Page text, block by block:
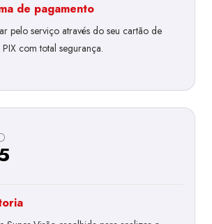
de pagamento
pelo serviço através do seu cartão de
com total segurança.